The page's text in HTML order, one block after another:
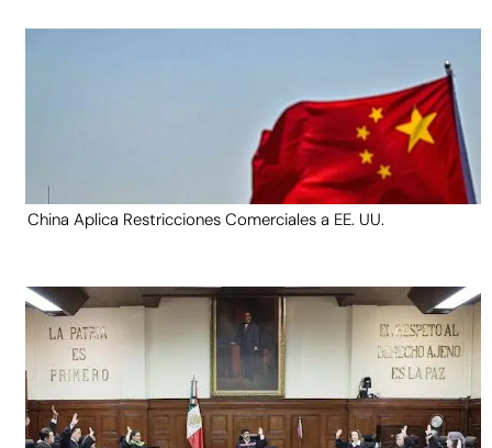
China Aplica Restricciones Comerciales a EE. UU.